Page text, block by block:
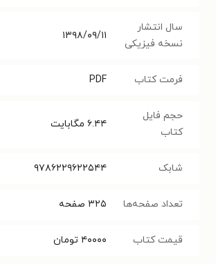
سال انتشار
نسخه فیزیکی
۱۳۹۸/۰۹/۱۱
فرمت کتاب PDF
حجم فایل
کتاب
۶.۴۴ مگابایت
شابک ۹۷۸۶۲۲۹۶۲۲۵۴۴
تعداد صفحه‌ها ۳۲۵ صفحه
قیمت کتاب ۴۰۰۰۰ تومان